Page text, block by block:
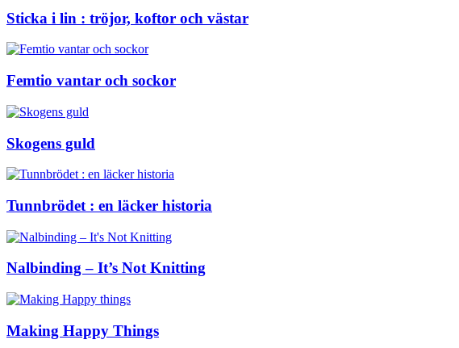
Sticka i lin : tröjor, koftor och västar
Femtio vantar och sockor
Skogens guld
Tunnbrödet : en läcker historia
Nalbinding – It’s Not Knitting
Making Happy Things